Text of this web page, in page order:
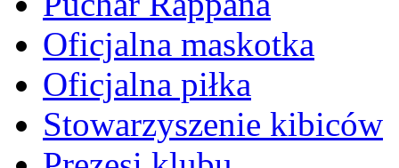
Oficjalna maskotka
Oficjalna piłka
Stowarzyszenie kibiców